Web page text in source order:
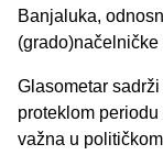
Banjaluka,
Glasometar
proteklom
važna u